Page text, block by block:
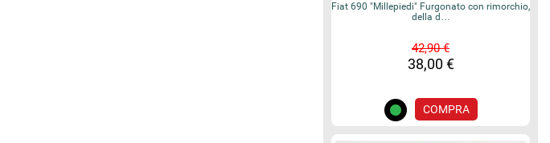
Fiat 690 "Millepiedi" Furgonato con rimorchio,
della d…
42,90 €
38,00 €
COMPRA